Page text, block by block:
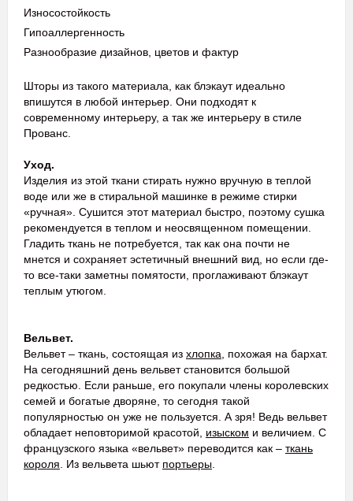
Износостойкость
Гипоаллергенность
Разнообразие дизайнов, цветов и фактур
Шторы из такого материала, как блэкаут идеально
впишутся в любой интерьер. Они подходят к
современному интерьеру, а так же интерьеру в стиле
Прованс.
Уход.
Изделия из этой ткани стирать нужно вручную в теплой
воде или же в стиральной машинке в режиме стирки
«ручная». Сушится этот материал быстро, поэтому сушка
рекомендуется в теплом и неосвященном помещении.
Гладить ткань не потребуется, так как она почти не
мнется и сохраняет эстетичный внешний вид, но если где-
то все-таки заметны помятости, проглаживают блэкаут
теплым утюгом.
Вельвет.
Вельвет – ткань, состоящая из хлопка , похожая на бархат.
На сегодняшний день вельвет становится большой
редкостью. Если раньше, его покупали члены королевских
семей и богатые дворяне, то сегодня такой
популярностью он уже не пользуется. А зря! Ведь вельвет
обладает неповторимой красотой, изыском и величием. С
французского языка «вельвет» переводится как – ткань
короля . Из вельвета шьют портьеры